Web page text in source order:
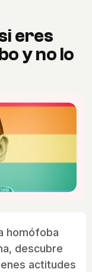
eres
y no lo
homófoba
descubre
actitudes